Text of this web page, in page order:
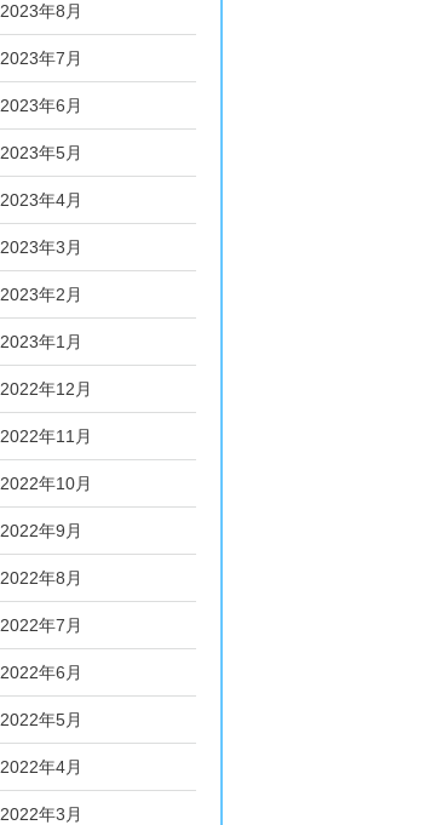
2023年8月
2023年7月
2023年6月
2023年5月
2023年4月
2023年3月
2023年2月
2023年1月
2022年12月
2022年11月
2022年10月
2022年9月
2022年8月
2022年7月
2022年6月
2022年5月
2022年4月
2022年3月